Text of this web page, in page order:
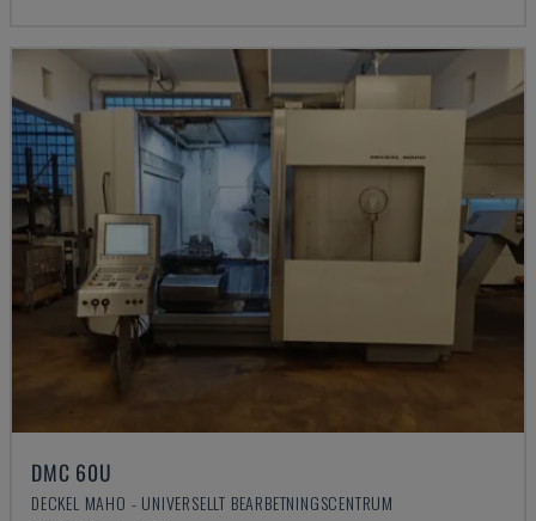
DMC 60U
DECKEL MAHO - UNIVERSELLT BEARBETNINGSCENTRUM